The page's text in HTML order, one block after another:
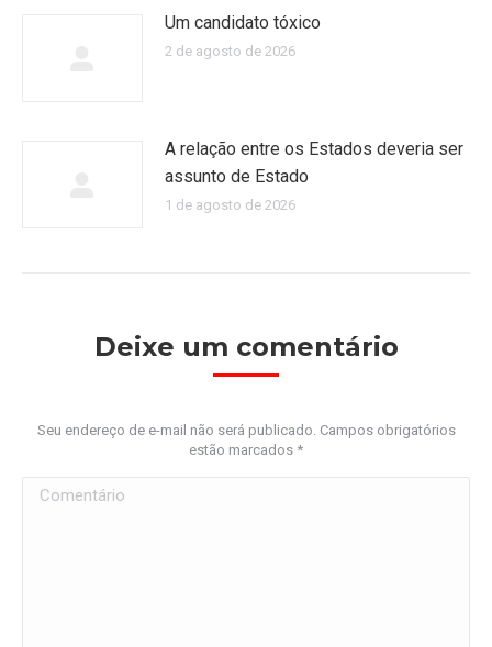
Um candidato tóxico
2 de agosto de 2026
A relação entre os Estados deveria ser
assunto de Estado
1 de agosto de 2026
Deixe um comentário
Seu endereço de e-mail não será publicado. Campos obrigatórios
estão marcados *
Comentário